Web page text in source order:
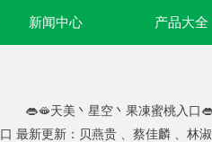
新闻中心 产品大全
👄🫦天美丶星空丶果凍蜜桃入口
口 最新更新：贝燕贵 、蔡佳麟 、林